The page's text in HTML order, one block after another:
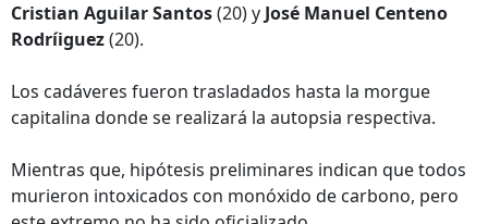
Cristian Aguilar Santos(20) y José Manuel Centeno
Rodríiguez(20).
Los cadáveres fueron trasladados hasta la morgue
capitalina donde se realizará la autopsia respectiva.
Mientras que, hipótesis preliminares indican que todos
murieron intoxicados con monóxido de carbono, pero